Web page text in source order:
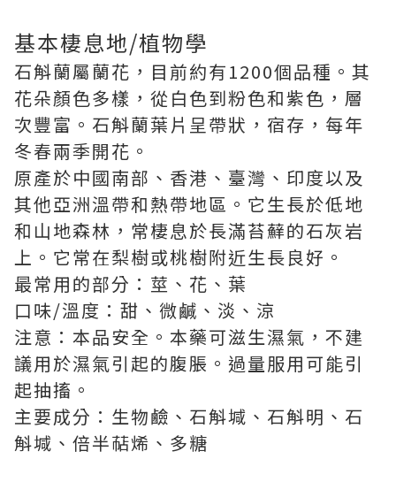
基本棲息地/植物學
石斛蘭屬蘭花，目前約有1200個品種。其
花朵顏色多樣，從白色到粉色和紫色，層
次豐富。石斛蘭葉片呈帶狀，宿存，每年
冬春兩季開花。
原產於中國南部、香港、臺灣、印度以及
其他亞洲溫帶和熱帶地區。它生長於低地
和山地森林，常棲息於長滿苔蘚的石灰岩
上。它常在梨樹或桃樹附近生長良好。
最常用的部分：莖、花、葉
口味/溫度：甜、微鹹、淡、涼
注意：本品安全。本藥可滋生濕氣，不建
議用於濕氣引起的腹脹。過量服用可能引
起抽搐。
主要成分：生物鹼、石斛堿、石斛明、石
斛堿、倍半萜烯、多糖